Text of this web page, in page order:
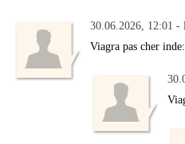
30.06.2026, 12:01 -
Viagra pas cher